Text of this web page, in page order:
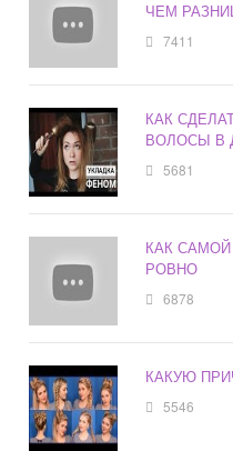
ЧЕМ
7411
КАК
ВОЛОСЫ В
5681
КАК
РОВНО
6878
КАКУЮ
5546